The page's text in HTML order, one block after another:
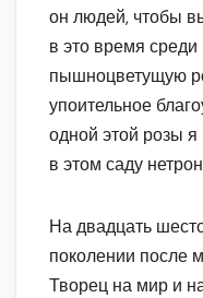
он людей, чтобы
в это время
пышноцветущую
упоительное
одной этой розы я
в этом саду
На двадцать
поколении после
Творец на мир и